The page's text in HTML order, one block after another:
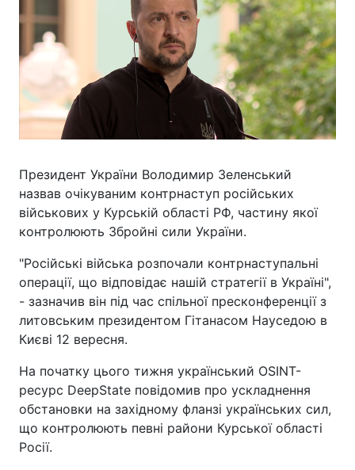
Президент України Володимир Зеленський
назвав очікуваним контрнаступ російських
військових у Курській області РФ, частину якої
контролюють Збройні сили України.
"Російські війська розпочали контрнаступальні
операції, що відповідає нашій стратегії в Україні",
- зазначив він під час спільної пресконференції з
литовським президентом Гітанасом Науседою в
Києві 12 вересня.
На початку цього тижня український OSINT-
ресурс DeepState повідомив про ускладнення
обстановки на західному фланзі українських сил,
що контролюють певні райони Курської області
Росії.